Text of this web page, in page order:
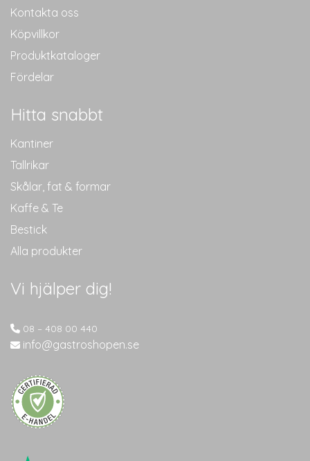
Kontakta oss
Köpvillkor
Produktkataloger
Fördelar
Hitta snabbt
Kantiner
Tallrikar
Skålar, fat & formar
Kaffe & Te
Bestick
Alla produkter
Vi hjälper dig!
08 – 408 00 440
info@gastroshopen.se